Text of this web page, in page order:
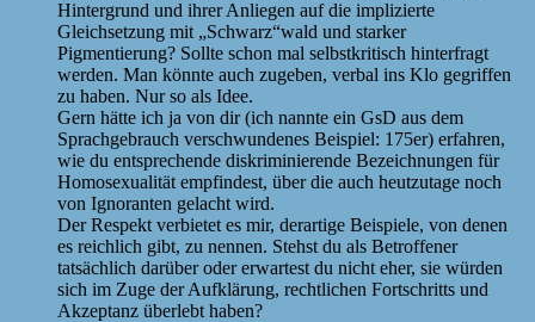
Hintergrund und ihrer Anliegen auf die implizierte
Gleichsetzung mit „Schwarz“wald und starker
Pigmentierung? Sollte schon mal selbstkritisch hinterfragt
werden. Man könnte auch zugeben, verbal ins Klo gegriffen
zu haben. Nur so als Idee.
Gern hätte ich ja von dir (ich nannte ein GsD aus dem
Sprachgebrauch verschwundenes Beispiel: 175er) erfahren,
wie du entsprechende diskriminierende Bezeichnungen für
Homosexualität empfindest, über die auch heutzutage noch
von Ignoranten gelacht wird.
Der Respekt verbietet es mir, derartige Beispiele, von denen
es reichlich gibt, zu nennen. Stehst du als Betroffener
tatsächlich darüber oder erwartest du nicht eher, sie würden
sich im Zuge der Aufklärung, rechtlichen Fortschritts und
Akzeptanz überlebt haben?